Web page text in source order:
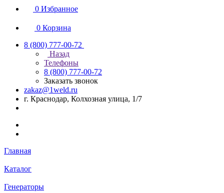
0 Избранное
0 Корзина
8 (800) 777-00-72
Назад
Телефоны
8 (800) 777-00-72
Заказать звонок
zakaz@1weld.ru
г. Краснодар, Колхозная улица, 1/7
Главная
Каталог
Генераторы